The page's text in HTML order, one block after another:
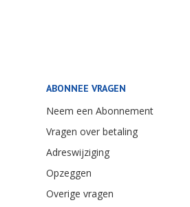
ABONNEE VRAGEN
Neem een Abonnement
Vragen over betaling
Adreswijziging
Opzeggen
Overige vragen